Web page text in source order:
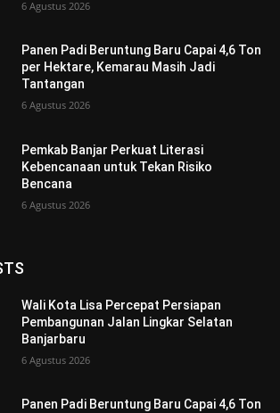
6 Agustus 2026
Panen Padi Beruntung Baru Capai 4,6 Ton
per Hektare, Kemarau Masih Jadi
Tantangan
6 Agustus 2026
Pemkab Banjar Perkuat Literasi
Kebencanaan untuk Tekan Risiko
Bencana
6 Agustus 2026
Wali Kota Lisa Percepat Persiapan
Pembangunan Jalan Lingkar Selatan
Banjarbaru
6 Agustus 2026
Panen Padi Beruntung Baru Capai 4,6 Ton